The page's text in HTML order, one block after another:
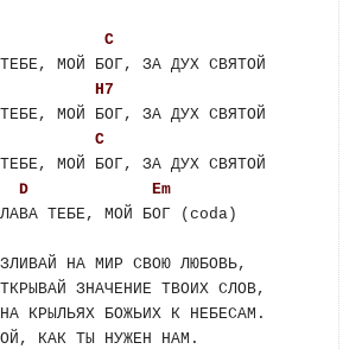
C
МОЙ БОГ, ЗА ДУХ СВЯТОЙ
H7
МОЙ БОГ, ЗА ДУХ СВЯТОЙ
C
D
Em
ТЕБЕ, МОЙ БОГ (coda)
НА МИР СВОЮ ЛЮБОВЬ,
ЗНАЧЕНИЕ ТВОИХ СЛОВ,
КРЫЛЬЯХ БОЖЬИХ К НЕБЕСАМ.
КАК ТЫ НУЖЕН НАМ.